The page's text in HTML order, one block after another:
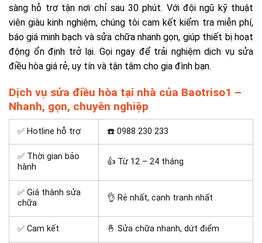
sàng hỗ trợ tận nơi chỉ sau 30 phút. Với đội ngũ kỹ thuật
viên giàu kinh nghiệm, chúng tôi cam kết kiểm tra miễn phí,
báo giá minh bạch và sửa chữa nhanh gọn, giúp thiết bị hoạt
động ổn định trở lại. Gọi ngay để trải nghiệm dịch vụ sửa
điều hòa giá rẻ, uy tín và tận tâm cho gia đình bạn.
Dịch vụ sửa điều hòa tại nhà của Baotriso1 –
Nhanh, gọn, chuyên nghiệp
✅ Hotline hỗ trợ ☎️ 0988 230 233
✅ Thời gian bảo
hành
👍 Từ 12 – 24 tháng
✅ Giá thành sửa
chữa
👌 Rẻ nhất, cạnh tranh nhất
✅ Cam kết 🤞 Sửa chữa nhanh, dứt điểm